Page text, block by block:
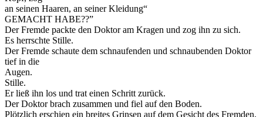
an seinen Haaren, an seiner Kleidung“
GEMACHT HABE??”
Der Fremde packte den Doktor am Kragen und zog ihn zu sich.
Es herrschte Stille.
Der Fremde schaute dem schnaufenden und schnaubenden Doktor
tief in die
Augen.
Stille.
Er ließ ihn los und trat einen Schritt zurück.
Der Doktor brach zusammen und fiel auf den Boden.
Plötzlich erschien ein breites Grinsen auf dem Gesicht des Fremden.